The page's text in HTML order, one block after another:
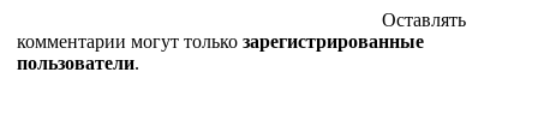
Оставлять
комментарии могут только зарегистрированные
пользователи.